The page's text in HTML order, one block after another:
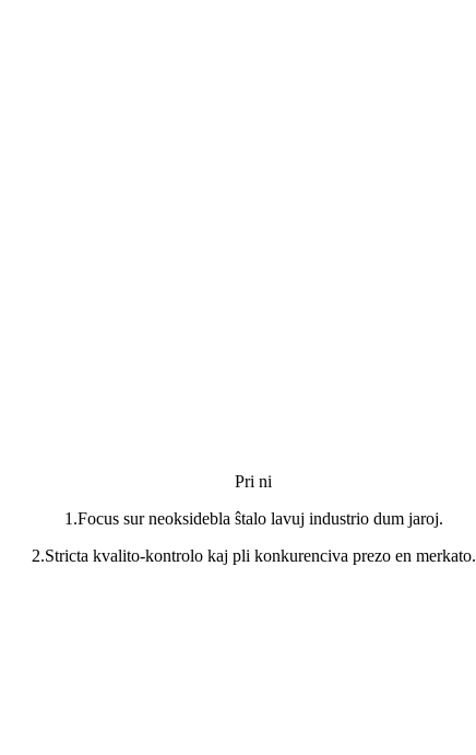
Pri ni
1.Focus sur neoksidebla ŝtalo lavuj industrio dum jaroj.
2.Stricta kvalito-kontrolo kaj pli konkurenciva prezo en merkato.